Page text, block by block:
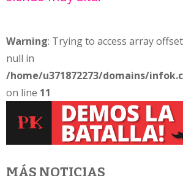
Warning: Trying to access array
null in
/home/u371872273/domains/
on line 11
MÁS NOTICIAS